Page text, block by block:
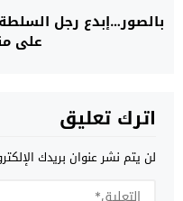
بالصور…إبدع رجل
على
اترك تعليق
لن يتم نشر عنوان بريدك